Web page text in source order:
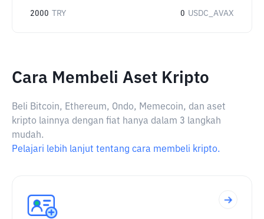
2000 TRY 0 USDC_AVAX
Cara Membeli Aset Kripto
Beli Bitcoin, Ethereum, Ondo, Memecoin, dan aset
kripto lainnya dengan fiat hanya dalam 3 langkah
mudah.
Pelajari lebih lanjut tentang cara membeli kripto.